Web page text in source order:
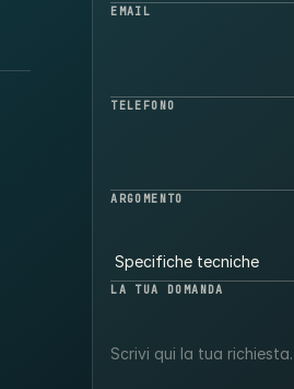
EMAIL
TELEFONO
ARGOMENTO
LA TUA DOMANDA